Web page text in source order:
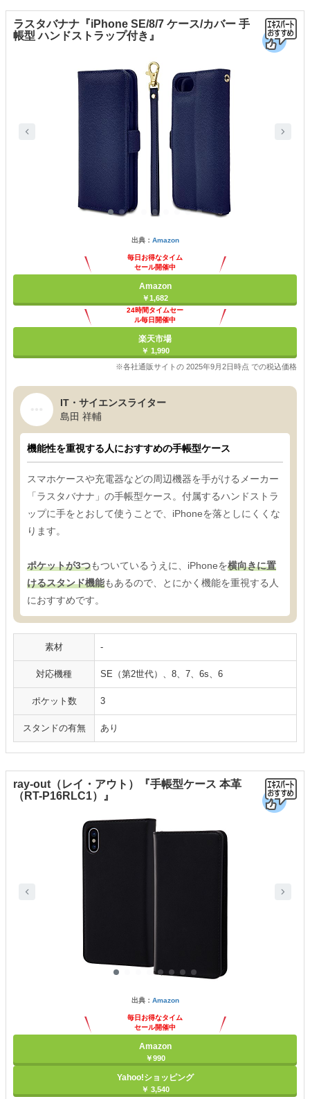
ラスタバナナ『iPhone SE/8/7 ケース/カバー 手
帳型 ハンドストラップ付き』
出典： Amazon
毎日お得なタイム
セール開催中
Amazon
￥1,682
24時間タイムセー
ル毎日開催中
楽天市場
￥ 1,990
※各社通販サイトの 2025年9月2日時点 での税込価格
IT・サイエンスライター
島田 祥輔
機能性を重視する人におすすめの手帳型ケース
スマホケースや充電器などの周辺機器を手がけるメーカー
「ラスタバナナ」の手帳型ケース。付属するハンドストラ
ップに手をとおして使うことで、iPhoneを落としにくくな
ります。
ポケットが3つもついているうえに、iPhoneを横向きに置
けるスタンド機能もあるので、とにかく機能を重視する人
におすすめです。
素材 -
対応機種 SE（第2世代）、8、7、6s、6
ポケット数 3
スタンドの有無 あり
ray-out（レイ・アウト）『手帳型ケース 本革
（RT-P16RLC1）』
出典： Amazon
毎日お得なタイム
セール開催中
Amazon
￥990
Yahoo!ショッピング
￥ 3,540